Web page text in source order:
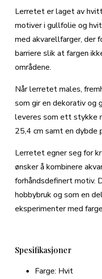
Lerretet er laget av
motiver i gullfolie og
med akvarellfarger, der
barriere slik at fargen
områdene.
Når lerretet males,
som gir en dekorativ
leveres som ett stykke
25,4 cm samt en dybde
Lerretet egner seg for
ønsker å kombinere
forhåndsdefinert motiv.
hobbybruk og som en
eksperimenter med
Spesifikasjoner
Farge: Hvit